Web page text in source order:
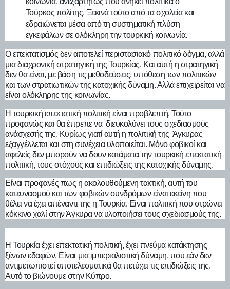
Τούρκος πολίτης. Ξεκινά τούτο από τα σχολεία και
εδραιώνεται μέσα από τη συστηματική πλύση
εγκεφάλων σε ολόκληρη την τουρκική κοινωνία.
Ο επεκτατισμός δεν αποτελεί περιστασιακό πολιτικό δόγμα, αλλά
μια διαχρονική στρατηγική της Τουρκίας. Και αυτή η στρατηγική
δεν θα είναι, με βάση τις μεθοδεύσεις, υπόθεση των πολιτικών
και των στρατιωτικών της κατοχικής δύναμη. Αλλά επιχειρείται να
είναι ολόκληρης της κοινωνίας.
Η τουρκική επεκτατική πολιτική είναι προβλεπτή. Τούτο
προφανώς και θα έπρεπε να διευκολύνει τους σχεδιασμούς
ανάσχεσής της. Κυρίως γιατί αυτή η πολιτική της Άγκυρας
εξαγγέλλεται και στη συνέχεια υλοποιείται. Μόνο φοβικοί και
αφελείς δεν μπορούν να δουν κατάματα την τουρκική επεκτατική
πολιτική, τους στόχους και επιδιώξεις της κατοχικής δύναμης.
Είναι προφανές πως η ακολουθούμενη τακτική, αυτή του
κατευνασμού και των φοβικών συνδρόμων είναι εκείνη που
θέλει να έχει απέναντι της η Τουρκία. Είναι πολιτική που στρώνει
κόκκινο χαλί στην Άγκυρα να υλοποιήσει τους σχεδιασμούς της.
Η Τουρκία έχει επεκτατική πολιτική, έχει πνεύμα κατάκτησης
ξένων εδαφών. Είναι μια ιμπεριαλιστική δύναμη, που εάν δεν
αντιμετωπιστεί αποτελεσματικά θα πετύχει τις επιδιώξεις της.
Αυτό το βιώνουμε στην Κύπρο.